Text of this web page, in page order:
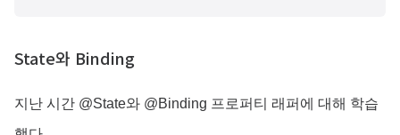
State와 Binding
지난 시간 @State와 @Binding 프로퍼티 래퍼에 대해 학습